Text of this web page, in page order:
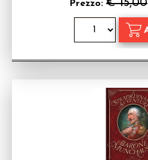
Prezzo: € 15,00